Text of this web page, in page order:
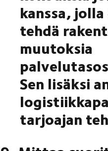
kanssa,
tehdä
muutoksia
Sen lisäksi
tarjoajan